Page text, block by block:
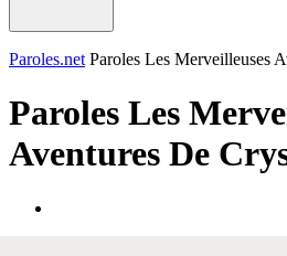
Paroles.net Paroles Les Merveilleuses
Paroles Les
Aventures De